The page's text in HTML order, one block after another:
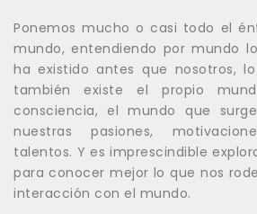
Ponemos mucho o casi todo el
mundo, entendiendo por mundo
ha existido antes que nosotros,
también existe el propio
consciencia, el mundo que
nuestras pasiones,
talentos. Y es imprescindible
para conocer mejor lo que nos
interacción con el mundo.